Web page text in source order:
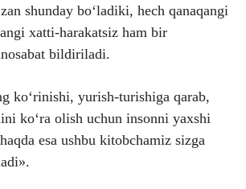
shunday bo‘ladiki, hech qanaqangi
xatti-harakatsiz ham bir
bildiriladi.
ko‘rinishi, yurish-turishiga qarab,
ko‘ra olish uchun insonni yaxshi
esa ushbu kitobchamiz sizga